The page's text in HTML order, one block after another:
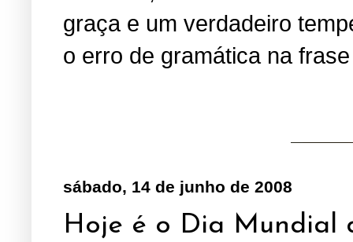
graça e um verdadeiro
o erro de gramática na
sábado, 14 de junho de 2008
Hoje é o Dia Mundial